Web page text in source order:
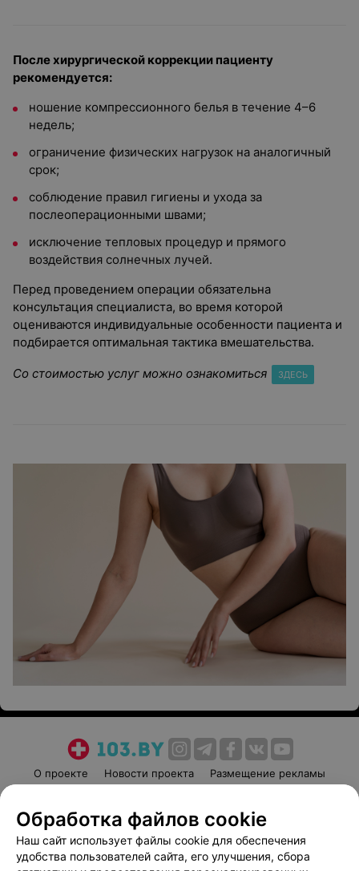
После хирургической коррекции пациенту
рекомендуется:
ношение компрессионного белья в течение 4–6
недель;
ограничение физических нагрузок на аналогичный
срок;
соблюдение правил гигиены и ухода за
послеоперационными швами;
исключение тепловых процедур и прямого
воздействия солнечных лучей.
Перед проведением операции обязательна
консультация специалиста, во время которой
оцениваются индивидуальные особенности пациента и
подбирается оптимальная тактика вмешательства.
Со стоимостью услуг можно ознакомиться ЗДЕСЬ
О проекте Новости проекта
Размещение рекламы
Пользовательское соглашение
Способы оплаты
Вакансии
Партнеры
Написать руководителю 103.by
Обработка файлов cookie
Наш сайт использует файлы cookie для обеспечения
удобства пользователей сайта, его улучшения, сбора